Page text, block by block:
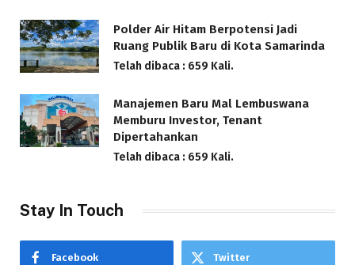
Polder Air Hitam Berpotensi Jadi
Ruang Publik Baru di Kota Samarinda
Telah dibaca : 659 Kali.
Manajemen Baru Mal Lembuswana
Memburu Investor, Tenant
Dipertahankan
Telah dibaca : 659 Kali.
Stay In Touch
Facebook Twitter